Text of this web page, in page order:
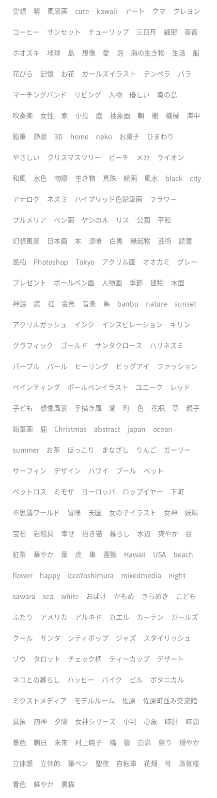
空想 紫 風景画 cute kawaii アート クマ クレヨン
コーヒー サンセット チューリップ 三日月 細密 薔薇
ホオズキ 地球 島 想像 愛 泡 海の生き物 生活 船
花びら 記憶 お花 ガールズイラスト テンペラ バラ
マーチングバンド リビング 人物 優しい 南の島
吹奏楽 女性 家 小鳥 庭 抽象画 朝 樹 機械 海中
鉛筆 静寂 3D home neko お菓子 ひまわり
やさしい クリスマスツリー ビーチ メカ ライオン
和風 水色 物語 生き物 真珠 絵画 風水 black city
アナログ ネズミ ハイブリッド色鉛筆画 フラワー
プルメリア ペン画 ヤシの木 リス 公園 平和
幻想風景 日本画 本 漆喰 白黒 縁起物 芸術 読書
風船 Photoshop Tokyo アクリル画 オオカミ グレー
プレゼント ボールペン画 人物画 季節 建物 水面
神話 窓 虹 金魚 音楽 馬 banbu nature sunset
アクリルガッシュ インク インスピレーション キリン
グラフィック ゴールド サンタクロース ハリネズミ
パープル パール ヒーリング ビッグアイ ファッション
ペインティング ボールペンイラスト ユニーク レッド
子ども 想像風景 手描き風 湖 町 色 花瓶 草 親子
鉛筆画 鹿 Christmas abstract japan ocean
summer お茶 ほっこり まなざし りんご ガーリー
サーフィン デザイン ハワイ プール ペット
ペットロス ミモザ ヨーロッパ ロップイヤー 下町
不思議ワールド 冒険 天国 女の子イラスト 女神 妖精
宝石 岩絵具 幸せ 招き猫 暮らし 水辺 爽やか 目
紅茶 華やか 葉 虎 車 霊獣 Hawaii USA beach
flower happy iccoYoshimura mixedmedia night
sawara sea white おばけ かもめ きらめき こども
ふたり アメリカ アルキド カエル カーテン ガールズ
クール サンタ シティポップ ジャズ スタイリッシュ
ゾウ タロット チェック柄 ティーカップ デザート
ネコとの暮らし ハッピー バイク ビル ボタニカル
ミクストメディア モデルルーム 佐原 佐原町並み交流館
具象 四神 夕陽 女神シリーズ 小判 心象 時計 時間
景色 朝日 未来 村上暁子 橋 猿 白鳥 祭り 穏やか
立体感 立体的 筆ペン 聖夜 自転車 花畑 苺 蜃気楼
青色 鮮やか 黒猫